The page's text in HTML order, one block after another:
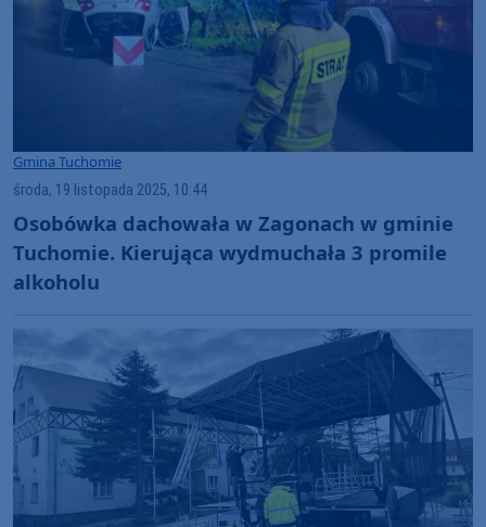
Gmina Tuchomie
środa, 19 listopada 2025, 10:44
Osobówka dachowała w Zagonach w gminie
Tuchomie. Kierująca wydmuchała 3 promile
alkoholu